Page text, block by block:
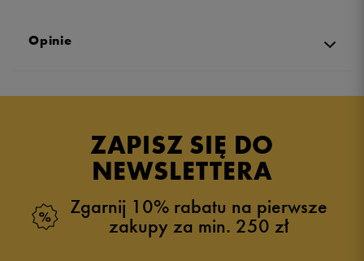
Opinie
4.9
zebranych i zweryfikowanych przez
ZAPISZ SIĘ DO
NEWSLETTERA
Zgarnij 10% rabatu na pierwsze
zakupy za min. 250 zł